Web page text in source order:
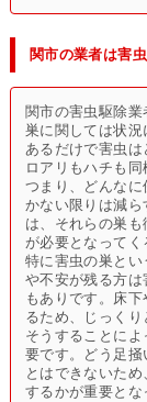
関市の業者は害
関市の害虫駆除
巣に関しては状
あるだけで害虫
ロアリもハチも同
つまり、どんな
かない限りは減
は、それらの巣
が必要となってく
特に害虫の巣と
や不安が残る方
もありです。床
るため、じっくり
そうすることに
要です。どう足掻
とはできないた
するかが重要とな